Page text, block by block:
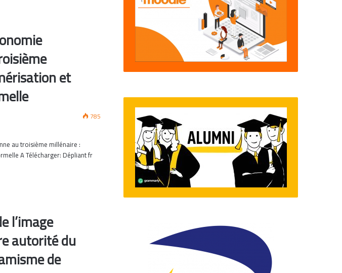
et
785
au troisième millénaire :
A Télécharger: Dépliant fr
l’image
autorité du
de